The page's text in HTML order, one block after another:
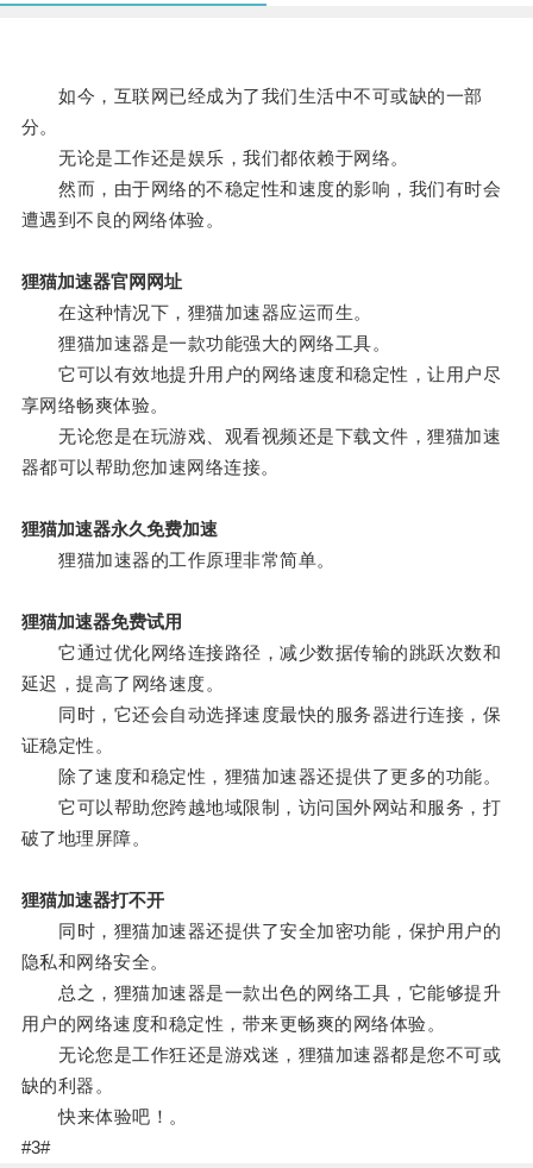
如今，互联网已经成为了我们生活中不可或缺的一部
分。
无论是工作还是娱乐，我们都依赖于网络。
然而，由于网络的不稳定性和速度的影响，我们有时会
遭遇到不良的网络体验。
狸猫加速器官网网址
在这种情况下，狸猫加速器应运而生。
狸猫加速器是一款功能强大的网络工具。
它可以有效地提升用户的网络速度和稳定性，让用户尽
享网络畅爽体验。
无论您是在玩游戏、观看视频还是下载文件，狸猫加速
器都可以帮助您加速网络连接。
狸猫加速器永久免费加速
狸猫加速器的工作原理非常简单。
狸猫加速器免费试用
它通过优化网络连接路径，减少数据传输的跳跃次数和
延迟，提高了网络速度。
同时，它还会自动选择速度最快的服务器进行连接，保
证稳定性。
除了速度和稳定性，狸猫加速器还提供了更多的功能。
它可以帮助您跨越地域限制，访问国外网站和服务，打
破了地理屏障。
狸猫加速器打不开
同时，狸猫加速器还提供了安全加密功能，保护用户的
隐私和网络安全。
总之，狸猫加速器是一款出色的网络工具，它能够提升
用户的网络速度和稳定性，带来更畅爽的网络体验。
无论您是工作狂还是游戏迷，狸猫加速器都是您不可或
缺的利器。
快来体验吧！。
#3#